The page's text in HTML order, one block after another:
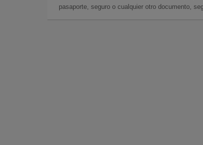
pasaporte, seguro o cualquier otro documento,